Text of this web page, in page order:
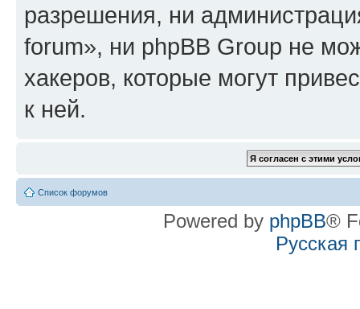
разрешения, ни
forum», ни phpBB Group не
хакеров, которые могут
к ней.
Список форумов
Powered by phpBB®
Русская